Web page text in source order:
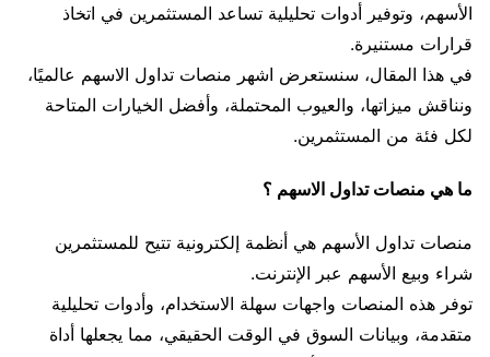
الأسهم، وتوفير أدوات تحليلية تساعد المستثمرين في اتخاذ
قرارات مستنيرة.
في هذا المقال، سنستعرض اشهر منصات تداول الاسهم عالميًا،
ونناقش ميزاتها، والعيوب المحتملة، وأفضل الخيارات المتاحة
لكل فئة من المستثمرين.
ما هي منصات تداول الاسهم ؟
منصات تداول الأسهم هي أنظمة إلكترونية تتيح للمستثمرين
شراء وبيع الأسهم عبر الإنترنت.
توفر هذه المنصات واجهات سهلة الاستخدام، وأدوات تحليلية
متقدمة، وبيانات السوق في الوقت الحقيقي، مما يجعلها أداة